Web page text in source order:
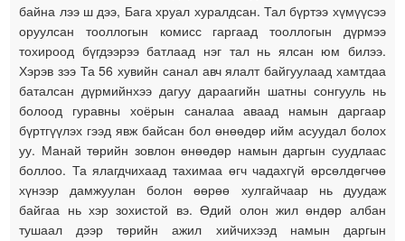
байна лээ ш дээ, Бага хруал хуралдсан. Тал бүртээ хүмүүсээ
оруулсан тооллогын комисс гаргаад тооллогын дүрмээ
тохироод бүгдээрээ батлаад нэг тал нь ялсан юм билээ.
Хэрэв зээ Та 56 хувийн санал авч ялалт байгуулаад хамтдаа
баталсан дүрмийнхээ дагуу дараагийн шатны сонгууль нь
болоод гуравны хоёрын саналаа аваад намын даргаар
бүртгүүлэх гээд явж байсан бол өнөөдөр ийм асуудал болох
уу. Манай төрийн зовлон өнөөдөр намын даргын суудлаас
боллоо. Та ялагдчихаад тахимаа өгч чадахгүй өрсөлдөгчөө
хүнээр дамжуулан болон өөрөө хулгайчаар нь дуудаж
байгаа нь хэр зохистой вэ. Өдий олон жил өндөр албан
тушаал дээр төрийн ажил хийчихээд намын даргын